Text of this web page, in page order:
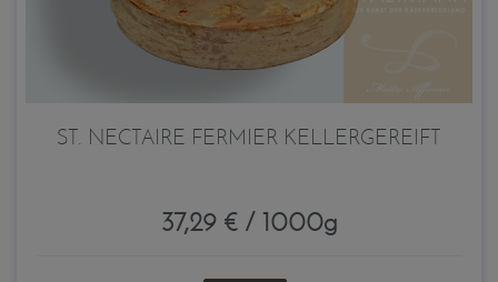
ST. NECTAIRE FERMIER KELLERGEREIFT
37,29 € / 1000g